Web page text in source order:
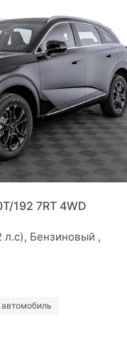
192 7RT 4WD
л.с), Бензиновый ,
автомобиль